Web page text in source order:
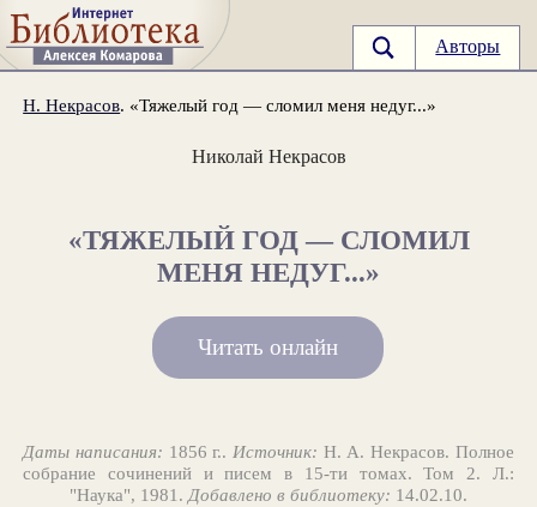
Авторы
Н. Некрасов. «Тяжелый год — сломил меня недуг...»
Николай Некрасов
«ТЯЖЕЛЫЙ ГОД — СЛОМИЛ
МЕНЯ НЕДУГ...»
Читать онлайн
Даты написания: 1856 г.. Источник: Н. А. Некрасов. Полное
собрание сочинений и писем в 15-ти томах. Том 2. Л.:
"Наука", 1981.Добавлено в библиотеку: 14.02.10.